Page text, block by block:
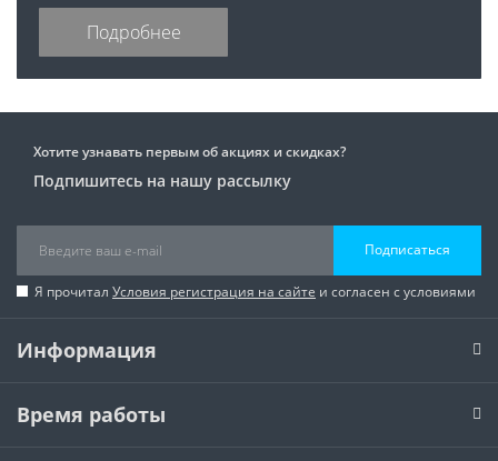
Подробнее
Хотите узнавать первым об акциях и скидках?
Подпишитесь на нашу рассылку
Подписаться
Я прочитал Условия регистрация на сайте и согласен с условиями
Информация
Время работы